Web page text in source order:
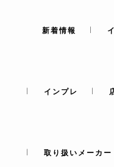
新着情報
インプレ
取り扱いメーカー